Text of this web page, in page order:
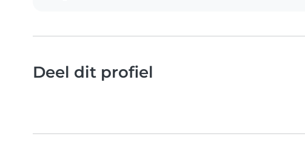
Deel dit profiel